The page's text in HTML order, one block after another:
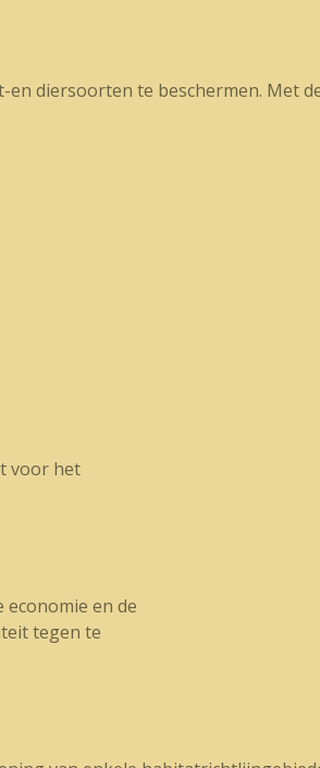
diersoorten te beschermen. Met
voor het
en de
tegen te